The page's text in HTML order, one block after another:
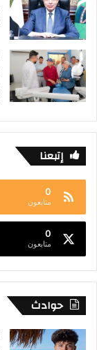
إتبعنا
0
متابعون
0
متابعون
حوادث